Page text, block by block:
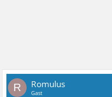
R Romulus
Gast